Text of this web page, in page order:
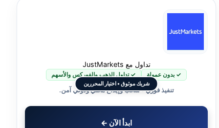
كيف تعرف شركات التداول النصابة؟
خطوات فتح حساب تداول من لبنان
شريك موثوق • اختيار المحررين
تداول مع JustMarkets
✓ بدون عمولة ✓ تداول الذهب والفوركس والأسهم
تنفيذ فوري • سحب وإيداع محلي ودولي آمن.
ابدأ الآن ←